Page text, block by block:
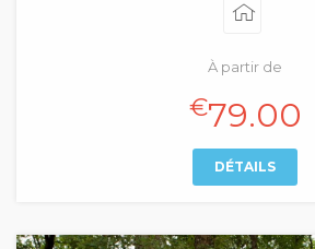
À partir de
€79.00
DÉTAILS